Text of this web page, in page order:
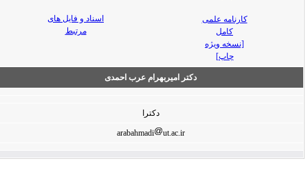
کارنامه علمی
کامل
[نسخه ویژه
چاپ]
اسناد و فایل های
مرتبط
دکتر امیربهرام عرب احمدی
دکترا
arabahmadi ut.ac.ir